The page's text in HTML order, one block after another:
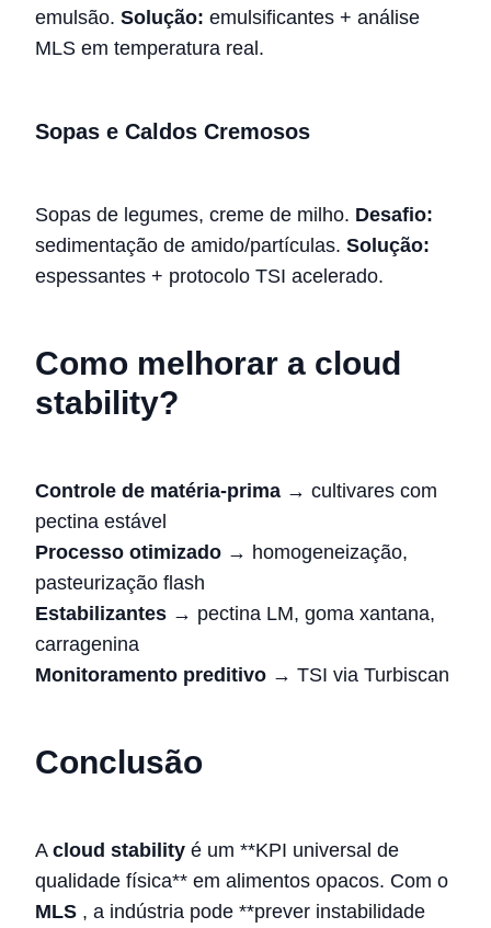
emulsão. Solução: emulsificantes + análise
MLS em temperatura real.
Sopas e Caldos Cremosos
Sopas de legumes, creme de milho. Desafio:
sedimentação de amido/partículas. Solução:
espessantes + protocolo TSI acelerado.
Como melhorar a cloud
stability?
Controle de matéria-prima → cultivares com
pectina estável
Processo otimizado → homogeneização,
pasteurização flash
Estabilizantes → pectina LM, goma xantana,
carragenina
Monitoramento preditivo → TSI via Turbiscan
Conclusão
A cloud stability é um **KPI universal de
qualidade física** em alimentos opacos. Com o
MLS , a indústria pode **prever instabilidade